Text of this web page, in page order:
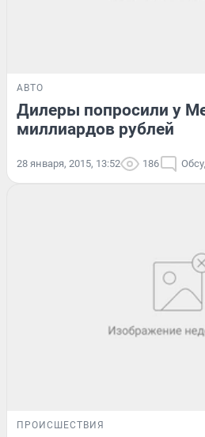
АВТО
Дилеры попросили у
миллиардов рублей
28 января, 2015, 13:52 186
ПРОИСШЕСТВИЯ